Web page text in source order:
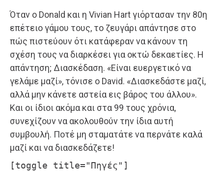
Όταν ο Donald και η Vivian Hart γιόρτασαν την 80η
επέτειο γάμου τους, το ζευγάρι απάντησε στο
πώς πιστεύουν ότι κατάφεραν να κάνουν τη
σχέση τους να διαρκέσει για οκτώ δεκαετίες. Η
απάντηση; Διασκέδαση. «Είναι ευεργετικό να
γελάμε μαζί», τόνισε ο David. «Διασκεδάστε μαζί,
αλλά μην κάνετε αστεία εις βάρος του άλλου».
Και οι ίδιοι ακόμα και στα 99 τους χρόνια,
συνεχίζουν να ακολουθούν την ίδια αυτή
συμβουλή. Ποτέ μη σταματάτε να περνάτε καλά
μαζί και να διασκεδάζετε!
[toggle title="Πηγές"]